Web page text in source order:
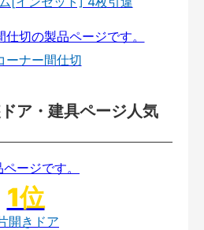
ーナー間仕切
ア・建具ページ人気
開きドア